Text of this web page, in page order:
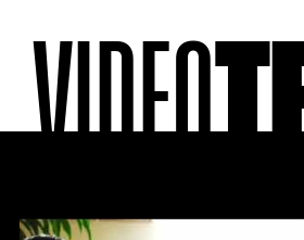
VIDEO